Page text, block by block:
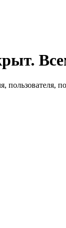
пользователя,